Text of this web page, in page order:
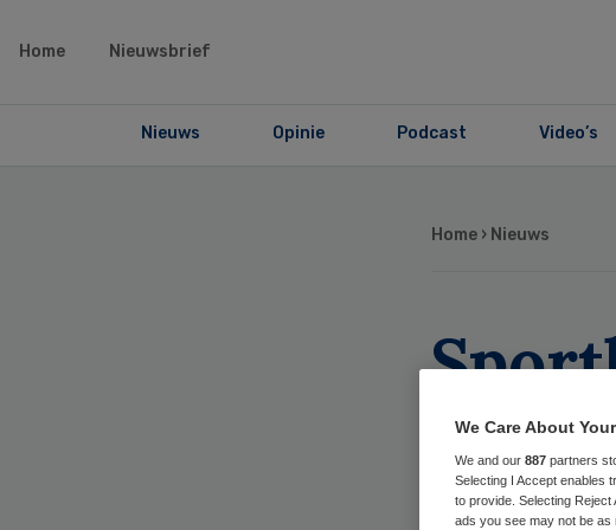
Home Nieuwsbrief
Nieuws Opinie Podcast Video’s
Home › Nieuws
We Care About
We and our 887 partners
Selecting I Accept enables
to provide. Selecting
ads you see may not be